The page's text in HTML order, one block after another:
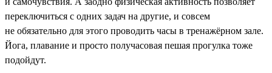
переключиться с одних задач на другие, и совсем
не обязательно для этого проводить часы в тренажёрном зале.
Йога, плавание и просто получасовая пешая прогулка тоже
подойдут.